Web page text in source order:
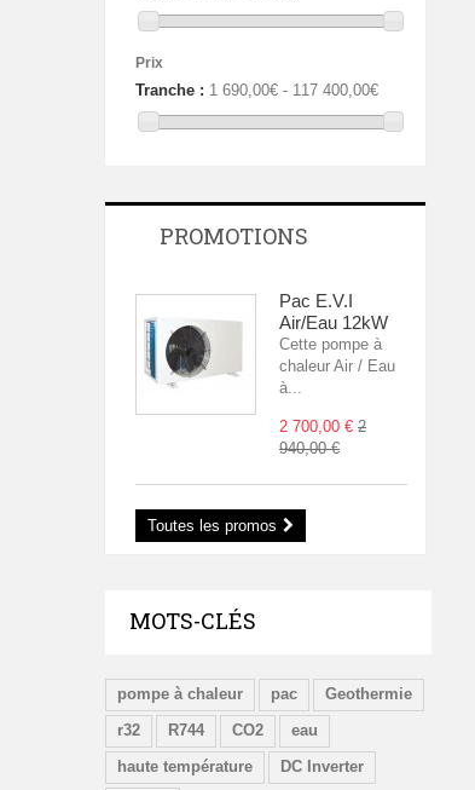
Prix
Tranche : 1 690,00€ - 117 400,00€
PROMOTIONS
Pac E.V.I
Air/Eau 12kW
Cette pompe à
chaleur Air / Eau
à...
2 700,00 € 2
940,00 €
Toutes les promos
MOTS-CLÉS
pompe à chaleur pac
Geothermie
r32
R744 CO2
eau
haute température
DC Inverter